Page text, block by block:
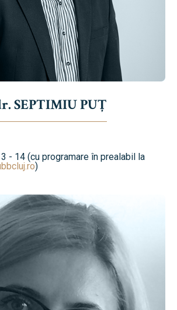
SEPTIMIU PUȚ
- 14 (cu programare în prealabil la
)